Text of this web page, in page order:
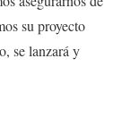
su proyecto
se lanzará y